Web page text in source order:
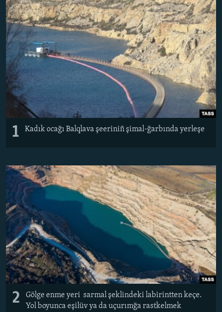
Русский
Українською
QOŞULIÑIZ!
RFE/RS bütün saytları
1 Kadık ocağı Balqlava şeeriniñ şimal-ğarbında yerleşe
2
Gölge enme yeri sarmal şeklindeki labirintten keçe.
Yol boyunca eşilüv ya da uçurımğa rastkelmek